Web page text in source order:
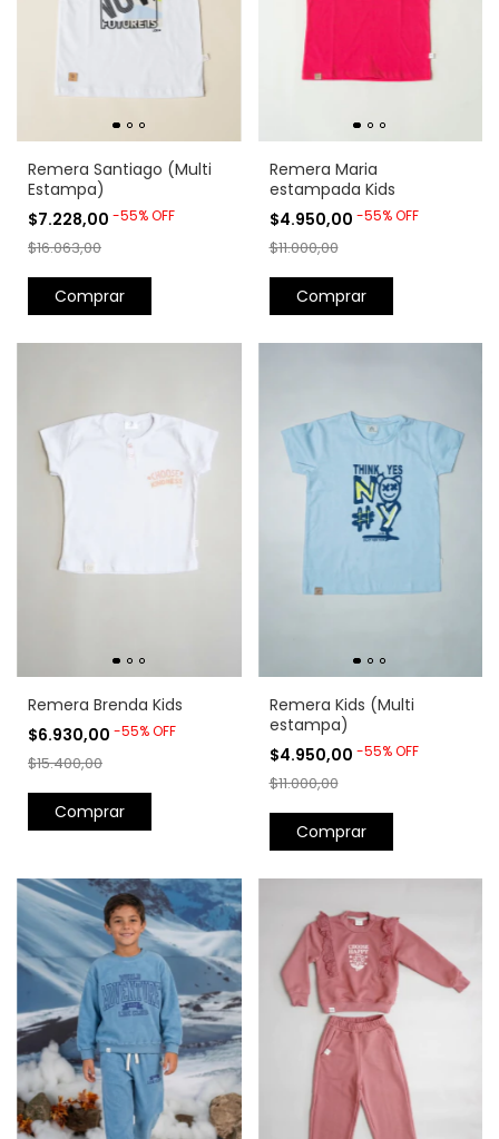
Remera Santiago (Multi
Estampa)
$7.228,00 -55%OFF
$16.063,00
Comprar
Remera Maria
estampada Kids
$4.950,00 -55%OFF
$11.000,00
Comprar
Remera Brenda Kids
$6.930,00 -55%OFF
$15.400,00
Comprar
Remera Kids (Multi
estampa)
$4.950,00 -55%OFF
$11.000,00
Comprar